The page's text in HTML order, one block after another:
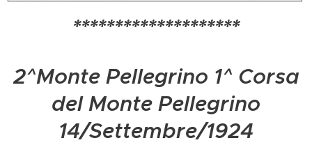
********************
2^Monte Pellegrino 1^ Corsa
del Monte Pellegrino
14/Settembre/1924